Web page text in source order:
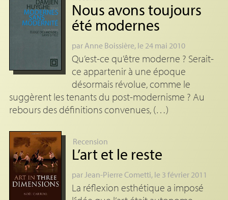
Nous avons toujours
été modernes
par Anne Boissière, le 24 mai 2010
Qu’est-ce qu’être moderne ? Serait-
ce appartenir à une époque
désormais révolue, comme le
suggèrent les tenants du post-modernisme ? Au
rebours des définitions convenues, (…)
Recension
L’art et le reste
par Jean-Pierre Cometti, le 3 février 2011
La réflexion esthétique a imposé